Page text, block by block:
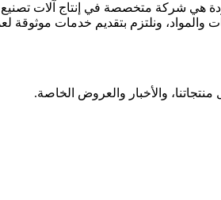
هي شركة متخصصة في إنتاج آلات تصنيع
والمواد، ونلتزم بتقديم خدمات موثوقة
والأخبار والعروض الخاصة.